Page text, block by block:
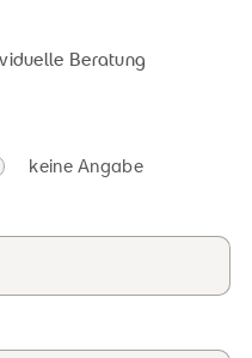
Beratung
keine Angabe